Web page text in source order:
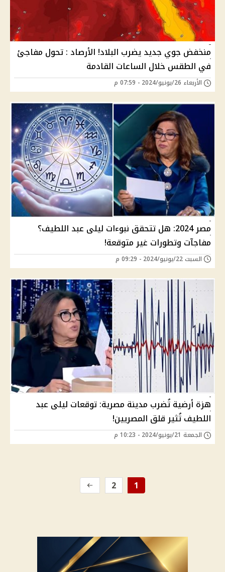
منخفض جوي جديد يضرب البلاد! الأرصاد : تحول مفاجئ
في الطقس خلال الساعات القادمة
الأربعاء 26/يونيو/2024 - 07:59 م
مصر 2024: هل تتحقق نبوءات ليلى عبد اللطيف؟
مفاجآت وتطورات غير متوقعة!
السبت 22/يونيو/2024 - 09:29 م
هزة أرضية تُضرب مدينة مصرية: توقعات ليلى عبد
اللطيف تُثير قلق المصريين!
الجمعة 21/يونيو/2024 - 10:23 م
1
2